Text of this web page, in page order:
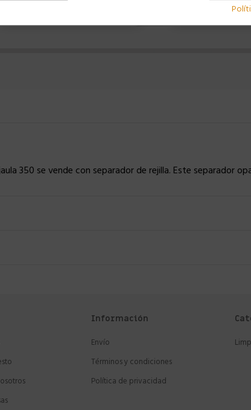
350 se vende con separador de rejilla. Este separador
Información
Envío
Términos y condiciones
Política de privacidad